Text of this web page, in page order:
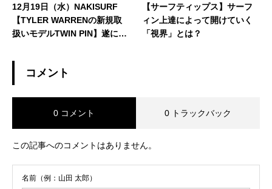
12月19日（水）NAKISURF
【TYLER WARRENの新規取
扱いモデルTWIN PIN】遂にペ
【サーフティップス】サーフ
ィン上達によって開けていく
「視界」とは？
コメント
0 コメント 0 トラックバック
この記事へのコメントはありません。
名前（例：山田 太郎）